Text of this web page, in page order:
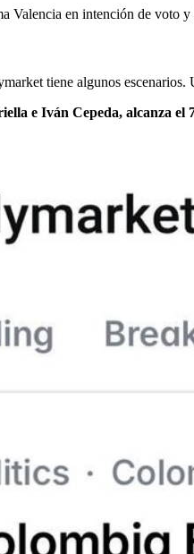
Valencia en intención de voto
tiene algunos
e Iván Cepeda, alcanza